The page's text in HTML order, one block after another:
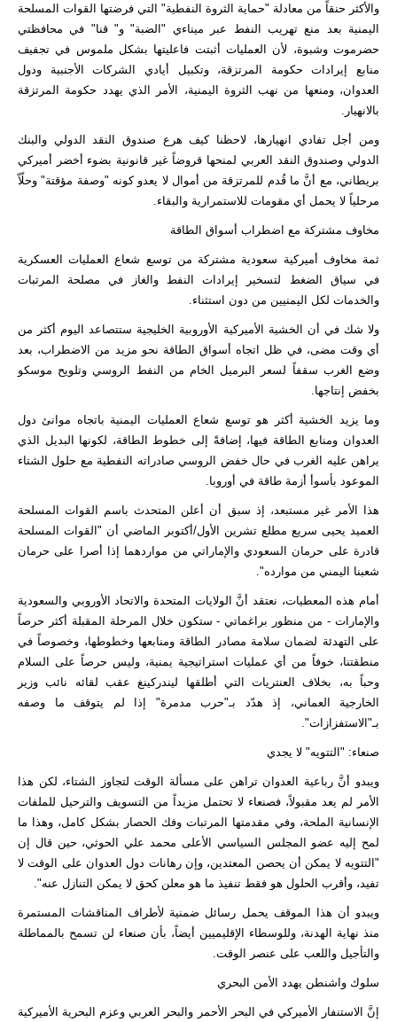
والأكثر حنقاً من معادلة "حماية الثروة النفطية" التي فرضتها القوات المسلحة
اليمنية بعد منع تهريب النفط عبر ميناءي "الضبة" و" قنا" في محافظتي
حضرموت وشبوة، لأن العمليات أثبتت فاعليتها بشكل ملموس في تجفيف
منابع إيرادات حكومة المرتزقة، وتكبيل أيادي الشركات الأجنبية ودول
العدوان، ومنعها من نهب الثروة اليمنية، الأمر الذي يهدد حكومة المرتزقة
بالانهيار.
ومن أجل تفادي انهيارها، لاحظنا كيف هرع صندوق النقد الدولي والبنك
الدولي وصندوق النقد العربي لمنحها قروضاً غير قانونية بضوء أخضر أميركي
بريطاني، مع أنَّ ما قُدم للمرتزقة من أموال لا يعدو كونه "وصفة مؤقتة" وحلّاً
مرحلياً لا يحمل أي مقومات للاستمرارية والبقاء.
مخاوف مشتركة مع اضطراب أسواق الطاقة
ثمة مخاوف أميركية سعودية مشتركة من توسع شعاع العمليات العسكرية
في سياق الضغط لتسخير إيرادات النفط والغاز في مصلحة المرتبات
والخدمات لكل اليمنيين من دون استثناء.
ولا شك في أن الخشية الأميركية الأوروبية الخليجية ستتصاعد اليوم أكثر من
أي وقت مضى، في ظل اتجاه أسواق الطاقة نحو مزيد من الاضطراب، بعد
وضع الغرب سقفاً لسعر البرميل الخام من النفط الروسي وتلويح موسكو
بخفض إنتاجها.
وما يزيد الخشية أكثر هو توسع شعاع العمليات اليمنية باتجاه موانئ دول
العدوان ومنابع الطاقة فيها، إضافةً إلى خطوط الطاقة، لكونها البديل الذي
يراهن عليه الغرب في حال خفض الروسي صادراته النفطية مع حلول الشتاء
الموعود بأسوأ أزمة طاقة في أوروبا.
هذا الأمر غير مستبعد، إذ سبق أن أعلن المتحدث باسم القوات المسلحة
العميد يحيى سريع مطلع تشرين الأول/أكتوبر الماضي أن "القوات المسلحة
قادرة على حرمان السعودي والإماراتي من مواردهما إذا أصرا على حرمان
شعبنا اليمني من موارده".
أمام هذه المعطيات، نعتقد أنَّ الولايات المتحدة والاتحاد الأوروبي والسعودية
والإمارات - من منظور براغماتي - ستكون خلال المرحلة المقبلة أكثر حرصاً
على التهدئة لضمان سلامة مصادر الطاقة ومنابعها وخطوطها، وخصوصاً في
منطقتنا، خوفاً من أي عمليات استراتيجية يمنية، وليس حرصاً على السلام
وحباً به، بخلاف العنتريات التي أطلقها ليندركينغ عقب لقائه نائب وزير
الخارجية العماني، إذ هدّد بـ"حرب مدمرة" إذا لم يتوقف ما وصفه
بـ"الاستفزازات".
صنعاء: "التتويه" لا يجدي
ويبدو أنَّ رباعية العدوان تراهن على مسألة الوقت لتجاوز الشتاء، لكن هذا
الأمر لم يعد مقبولاً، فصنعاء لا تحتمل مزيداً من التسويف والترحيل للملفات
الإنسانية الملحة، وفي مقدمتها المرتبات وفك الحصار بشكل كامل، وهذا ما
لمح إليه عضو المجلس السياسي الأعلى محمد علي الحوثي، حين قال إن
"التتويه لا يمكن أن يحصن المعتدين، وإن رهانات دول العدوان على الوقت لا
تفيد، وأقرب الحلول هو فقط تنفيذ ما هو معلن كحق لا يمكن التنازل عنه".
ويبدو أن هذا الموقف يحمل رسائل ضمنية لأطراف المناقشات المستمرة
منذ نهاية الهدنة، وللوسطاء الإقليميين أيضاً، بأن صنعاء لن تسمح بالمماطلة
والتأجيل واللعب على عنصر الوقت.
سلوك واشنطن يهدد الأمن البحري
إنَّ الاستنفار الأميركي في البحر الأحمر والبحر العربي وعزم البحرية الأميركية